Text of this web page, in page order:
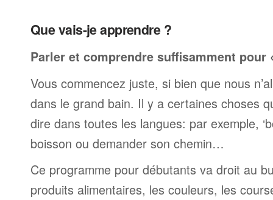
Que vais-je apprendre ?
Parler et comprendre suffisamment pour
Vous commencez juste, si bien que nous
dans le grand bain. Il y a certaines choses
dire dans toutes les langues: par exemple,
boisson ou demander son chemin…
Ce programme pour débutants va droit au
produits alimentaires, les couleurs, les